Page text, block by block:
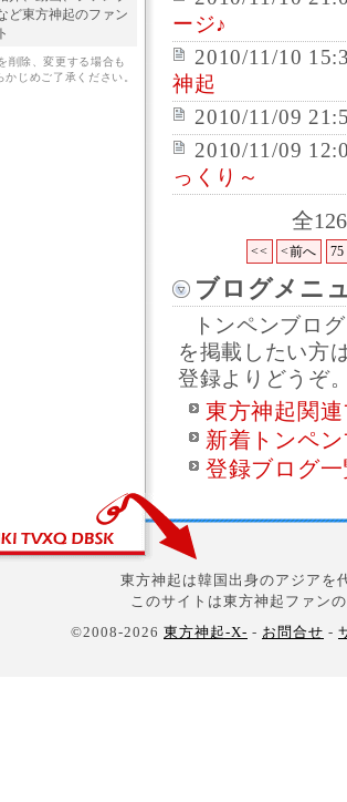
ージ♪
2010/11/10
神起
2010/11/09
2010/11/09
っくり～
全
<< <前へ 75
ブログメニ
トンペンブロ
を掲載したい方
登録よりどうぞ
東方神起関
新着トンペ
登録ブログ
ど東方神起のファン
削除、変更する場合も
かじめご了承ください。
東方神起は韓国出身のアジアを
このサイトは東方神起ファン
©2008-2026 東方神起-X- - お問合せ -